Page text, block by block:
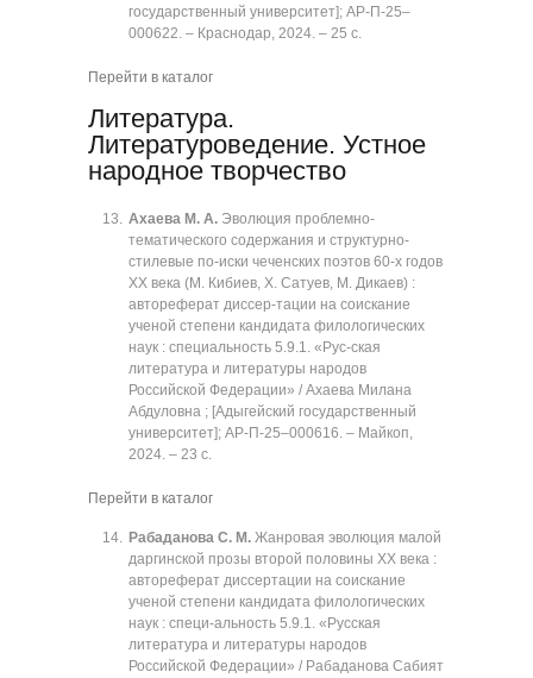
государственный университет]; АР-П-25‒
000622. ‒ Краснодар, 2024. ‒ 25 с.
Перейти в каталог
Литература.
Литературоведение. Устное
народное творчество
Ахаева М. А. Эволюция проблемно-
тематического содержания и структурно-
стилевые по-иски чеченских поэтов 60-х годов
XX века (М. Кибиев, Х. Сатуев, М. Дикаев) :
автореферат диссер-тации на соискание
ученой степени кандидата филологических
наук : специальность 5.9.1. «Рус-ская
литература и литературы народов
Российской Федерации» / Ахаева Милана
Абдуловна ; [Адыгейский государственный
университет]; АР-П-25‒000616. ‒ Майкоп,
2024. ‒ 23 с.
Перейти в каталог
Рабаданова С. М. Жанровая эволюция малой
даргинской прозы второй половины XX века :
автореферат диссертации на соискание
ученой степени кандидата филологических
наук : специ-альность 5.9.1. «Русская
литература и литературы народов
Российской Федерации» / Рабаданова Сабият